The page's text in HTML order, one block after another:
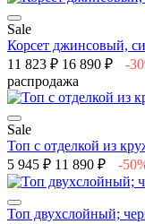
Sale
Корсет джинсовый,
11 823 ₽ 16 890 ₽
-
распродажа
Sale
Топ с отделкой из
5 945 ₽ 11 890 ₽ -
Топ двухслойный;